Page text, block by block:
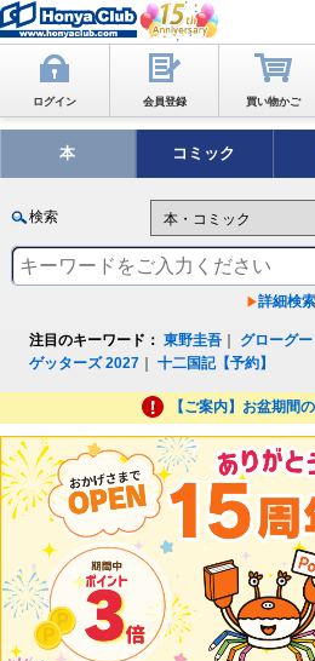
ログイン 会員登録 買い物かご
本 コミック
検索
詳細検索
注目のキーワード： 東野圭吾 グローグー
ゲッターズ 2027 ｜十二国記【予約】
【ご案内】お盆期間